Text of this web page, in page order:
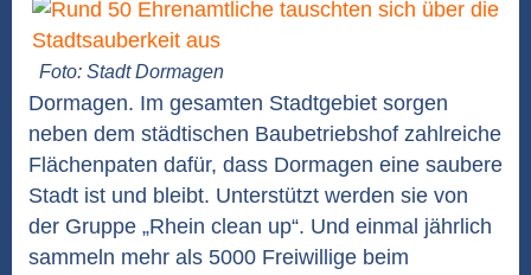
Foto: Stadt Dormagen
Dormagen. Im gesamten Stadtgebiet sorgen
neben dem städtischen Baubetriebshof zahlreiche
Flächenpaten dafür, dass Dormagen eine saubere
Stadt ist und bleibt. Unterstützt werden sie von
der Gruppe „Rhein clean up“. Und einmal jährlich
sammeln mehr als 5000 Freiwillige beim